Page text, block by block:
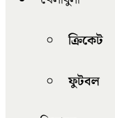
ক্রিকেট
ফুটবল